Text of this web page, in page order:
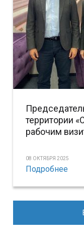
территории
рабочим
08 ОКТЯБРЯ 2025
Подробнее